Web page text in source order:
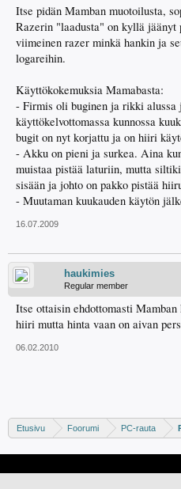
Itse pidän Mamban muotoilusta,
Razerin "laadusta" on kyllä jäänyt
viimeinen razer minkä hankin ja
logareihin.
Käyttökokemuksia Mamabasta:
- Firmis oli buginen ja rikki alussa
käyttökelvottomassa kunnossa
bugit on nyt korjattu ja on hiiri
- Akku on pieni ja surkea. Aina
muistaa pistää laturiin, mutta
sisään ja johto on pakko pistää
- Muutaman kuukauden käytön
16.07.2009
haukimies
Regular member
Itse ottaisin ehdottomasti
hiiri mutta hinta vaan on aivan
06.02.2010
Etusivu Foorumi PC-rauta